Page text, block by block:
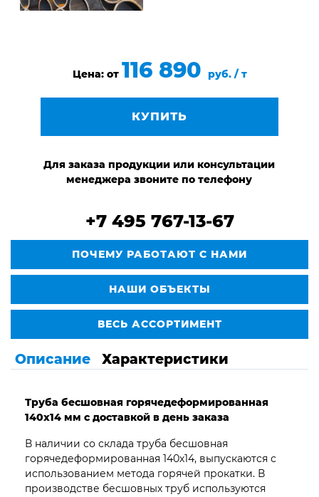
Цена: от 116 890 руб. / т
КУПИТЬ
Для заказа продукции или консультации
менеджера звоните по телефону
+7 495 767-13-67
ПОЧЕМУ РАБОТАЮТ С НАМИ
НАШИ ОБЪЕКТЫ
ВЕСЬ АССОРТИМЕНТ
Описание Характеристики
Труба бесшовная горячедеформированная
140х14 мм с доставкой в день заказа
В наличии со склада труба бесшовная
горячедеформированная 140х14, выпускаются с
использованием метода горячей прокатки. В
производстве бесшовных труб используются